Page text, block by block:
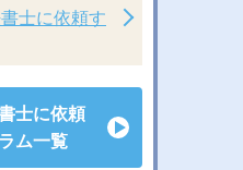
士に依頼す
士に依頼
ム一覧